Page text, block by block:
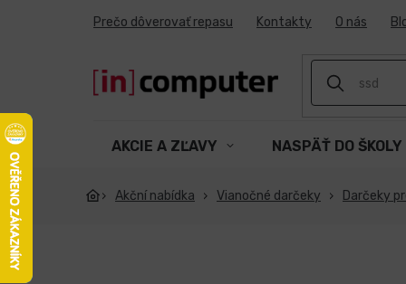
Prečo dôverovať repasu Kontakty O nás
AKCIE A ZĽAVY NASPÄŤ DO ŠKOLY
Akční nabídka Vianočné darčeky Darčeky